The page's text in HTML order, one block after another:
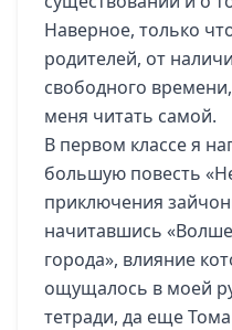
Наверное, только
родителей, от
свободного
меня читать самой.
В первом классе я
большую повесть
приключения
начитавшись
города», влияние
ощущалось в моей
тетради, да еще